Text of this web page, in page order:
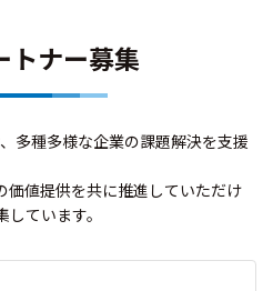
トナー募集
多種多様な企業の課題解決を支援
価値提供を共に推進していただけ
ています。